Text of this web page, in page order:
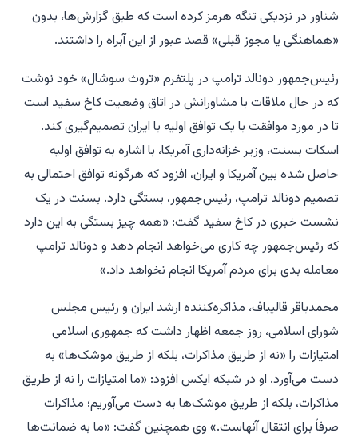
شناور در نزدیکی تنگه هرمز کرده است که طبق گزارش‌ها، بدون
«هماهنگی یا مجوز قبلی» قصد عبور از این آبراه را داشتند.
رئیس‌جمهور دونالد ترامپ در پلتفرم «تروث سوشال» خود نوشت
که در حال ملاقات با مشاورانش در اتاق وضعیت کاخ سفید است
تا در مورد موافقت با یک توافق اولیه با ایران تصمیم‌گیری کند.
اسکات بسنت، وزیر خزانه‌داری آمریکا، با اشاره به توافق اولیه
حاصل شده بین آمریکا و ایران، افزود که هرگونه توافق احتمالی به
تصمیم دونالد ترامپ، رئیس‌جمهور، بستگی دارد. بسنت در یک
نشست خبری در کاخ سفید گفت: «همه چیز بستگی به این دارد
که رئیس‌جمهور چه کاری می‌خواهد انجام دهد و دونالد ترامپ
معامله بدی برای مردم آمریکا انجام نخواهد داد.»
محمدباقر قالیباف، مذاکره‌کننده ارشد ایران و رئیس مجلس
شورای اسلامی، روز جمعه اظهار داشت که جمهوری اسلامی
امتیازات را «نه از طریق مذاکرات، بلکه از طریق موشک‌ها» به
دست می‌آورد. او در شبکه ایکس افزود: «ما امتیازات را نه از طریق
مذاکرات، بلکه از طریق موشک‌ها به دست می‌آوریم؛ مذاکرات
صرفاً برای انتقال آنهاست.» وی همچنین گفت: «ما به ضمانت‌ها